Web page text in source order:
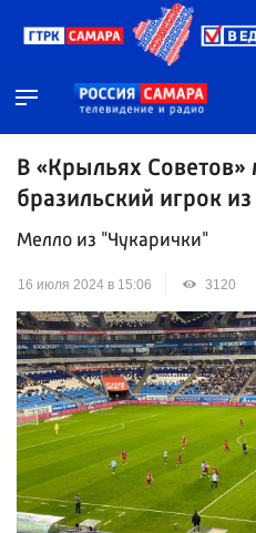
В «Крыльях Советов»
бразильский игрок
Мелло из "Чукарички"
16 июля 2024 в 15:06 3120